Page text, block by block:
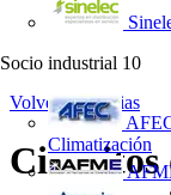
Socio industrial 10
Climatización
Volver a Noticias
Circuitos